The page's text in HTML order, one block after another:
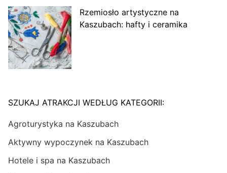
Rzemiosło artystyczne na
Kaszubach: hafty i ceramika
SZUKAJ ATRAKCJI WEDŁUG KATEGORII:
Agroturystyka na Kaszubach
Aktywny wypoczynek na Kaszubach
Hotele i spa na Kaszubach